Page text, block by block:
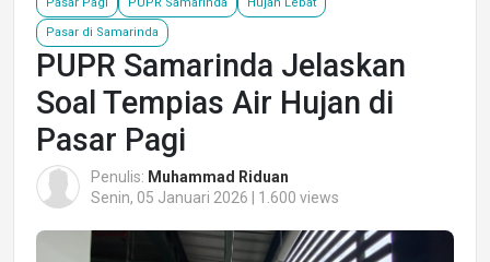
Pasar di Samarinda
PUPR Samarinda Jelaskan
Soal Tempias Air Hujan di
Pasar Pagi
Penulis: Muhammad Riduan
Senin, 05 Januari 2026 | 1.600 views